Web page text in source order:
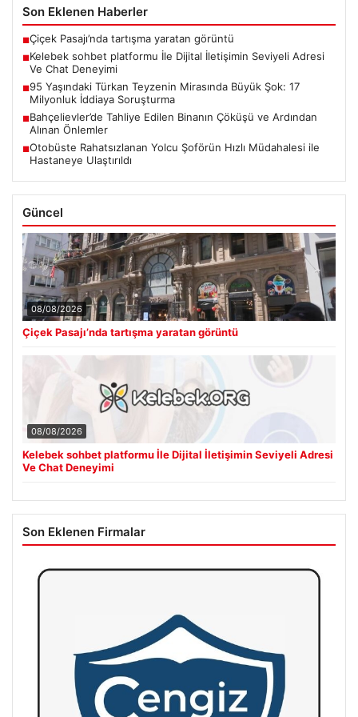
Son Eklenen Haberler
■Çiçek Pasajı’nda tartışma yaratan görüntü
■Kelebek sohbet platformu İle Dijital İletişimin Seviyeli Adresi
Ve Chat Deneyimi
■95 Yaşındaki Türkan Teyzenin Mirasında Büyük Şok: 17
Milyonluk İddiaya Soruşturma
■Bahçelievler’de Tahliye Edilen Binanın Çöküşü ve Ardından
Alınan Önlemler
■Otobüste Rahatsızlanan Yolcu Şoförün Hızlı Müdahalesi ile
Hastaneye Ulaştırıldı
Güncel
08/08/2026
Çiçek Pasajı’nda tartışma yaratan görüntü
08/08/2026
Kelebek sohbet platformu İle Dijital İletişimin Seviyeli Adresi
Ve Chat Deneyimi
Son Eklenen Firmalar